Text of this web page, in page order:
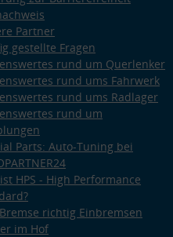
Partner
gestellte Fragen
rund um Querlenker
rund ums Fahrwerk
rund ums Radlager
rund um
Parts: Auto-Tuning bei
HPS - High Performance
Bremse richtig Einbremsen
im Hof